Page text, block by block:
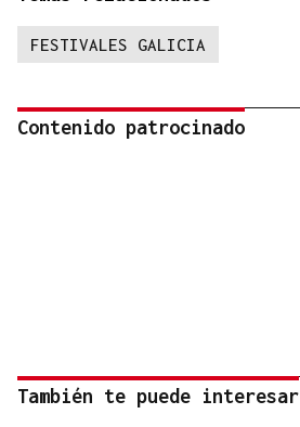
FESTIVALES GALICIA
Contenido patrocinado
También te puede interesar